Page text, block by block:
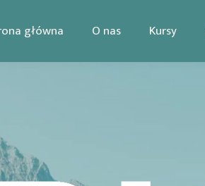
główna O nas Kursy